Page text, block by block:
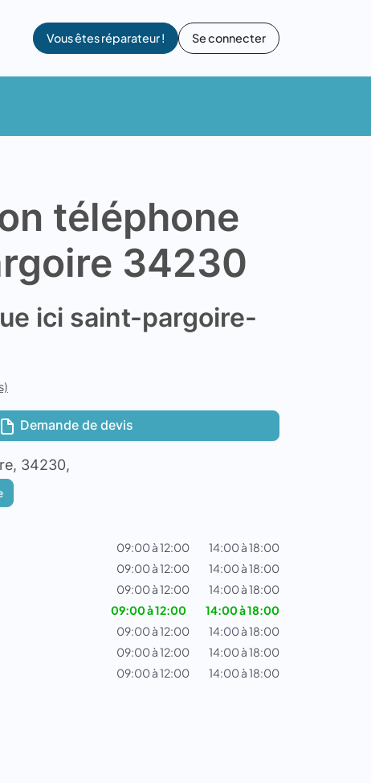
Vous êtes réparateur ! Se connecter
téléphone
34230
ici saint-pargoire-
Demande de devis
34230,
09:00 à 12:00 14:00 à 18:00
09:00 à 12:00 14:00 à 18:00
09:00 à 12:00 14:00 à 18:00
09:00 à 12:00 14:00 à 18:00
09:00 à 12:00 14:00 à 18:00
09:00 à 12:00 14:00 à 18:00
09:00 à 12:00 14:00 à 18:00